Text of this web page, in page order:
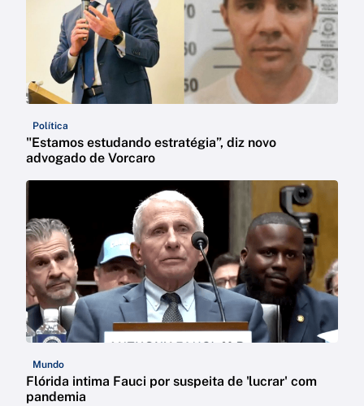
Política
"Estamos estudando estratégia”, diz novo
advogado de Vorcaro
Mundo
Flórida intima Fauci por suspeita de 'lucrar' com
pandemia